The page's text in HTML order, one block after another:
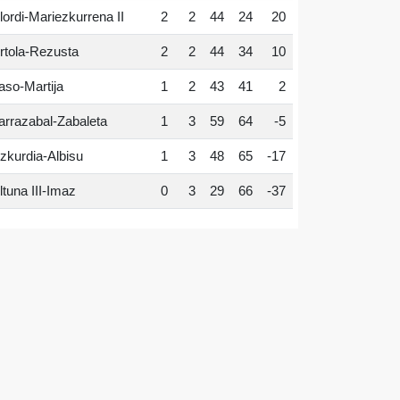
Mariezkurrena II 2 2 44 24 20
Rezusta 2 2 44 34 10
Martija 1 2 43 41 2
Zabaleta 1 3 59 64 -5
Albisu 1 3 48 65 -17
III-Imaz 0 3 29 66 -37